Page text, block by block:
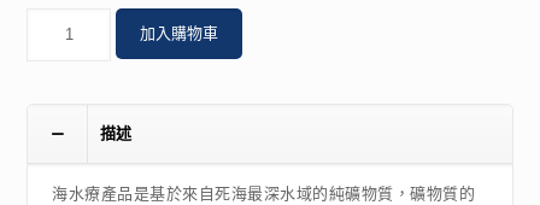
加入購物車
描述
海水療產品是基於來自死海最深水域的純礦物質，礦物質的